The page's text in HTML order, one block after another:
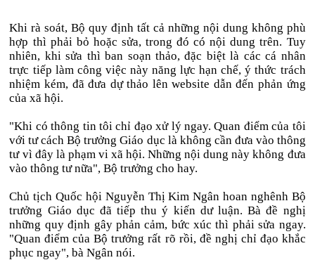
Khi rà soát, Bộ quy định tất cả những nội dung không phù
hợp thì phải bỏ hoặc sửa, trong đó có nội dung trên. Tuy
nhiên, khi sửa thì ban soạn thảo, đặc biệt là các cá nhân
trực tiếp làm công việc này năng lực hạn chế, ý thức trách
nhiệm kém, đã đưa dự thảo lên website dẫn đến phản ứng
của xã hội.
"Khi có thông tin tôi chỉ đạo xử lý ngay. Quan điểm của tôi
với tư cách Bộ trưởng Giáo dục là không cần đưa vào thông
tư vì đây là phạm vi xã hội. Những nội dung này không đưa
vào thông tư nữa", Bộ trưởng cho hay.
Chủ tịch Quốc hội Nguyễn Thị Kim Ngân hoan nghênh Bộ
trưởng Giáo dục đã tiếp thu ý kiến dư luận. Bà đề nghị
những quy định gây phản cảm, bức xúc thì phải sửa ngay.
"Quan điểm của Bộ trưởng rất rõ rồi, đề nghị chỉ đạo khắc
phục ngay", bà Ngân nói.